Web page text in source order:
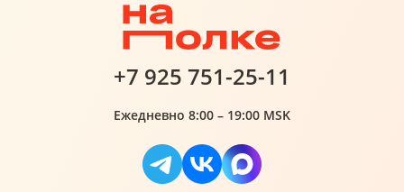
+7 925 751-25-11
Ежедневно 8:00 – 19:00 MSK